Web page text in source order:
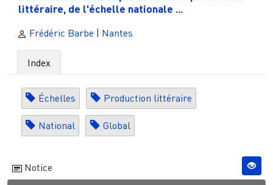
littéraire, de l'échelle nationale ...
Frédéric Barbe | Nantes
Index
Échelles Production littéraire
National Global
Notice